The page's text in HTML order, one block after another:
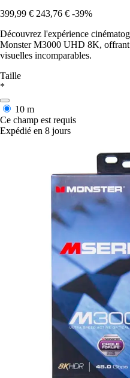
399,99 € 243,76 € -39%
Découvrez l'expérience
Monster M3000 UHD 8K, offrant
visuelles incomparables.
Taille
*
10 m
Ce champ est requis
Expédié en 8 jours